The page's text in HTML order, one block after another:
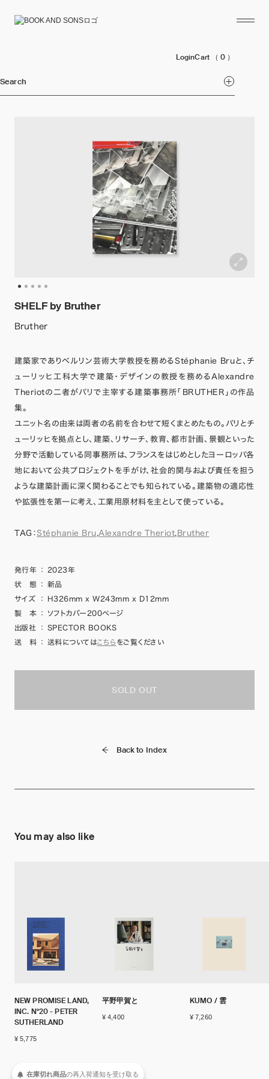
LoginCart （ 0 ）
Search
SHELF by Bruther
Bruther
建築家でありベルリン芸術大学教授を務めるStéphanie Bruと、チ
ューリッヒ工科大学で建築・デザインの教授を務めるAlexandre
Theriotの二者がパリで主宰する建築事務所「BRUTHER」の作品
集。
ユニット名の由来は両者の名前を合わせて短くまとめたもの。パリとチ
ューリッヒを拠点とし、建築、リサーチ、教育、都市計画、景観といった
分野で活動している同事務所は、フランスをはじめとしたヨーロッパ各
地において公共プロジェクトを手がけ、社会的関与および責任を担う
ような建築計画に深く関わることでも知られている。建築物の適応性
や拡張性を第一に考え、工業用原材料を主として使っている。
TAG：Stéphanie Bru,Alexandre Theriot, Bruther
発行年 ：
2023年
状 態
：
新品
サイズ
：
H326mm x W243mm x D12mm
製 本
：
ソフトカバー200ページ
出版社
：
SPECTOR BOOKS
送 料
： 送料についてはこちら をご覧ください
SOLD OUT
Back to Index
You may also like
NEW PROMISE LAND,
INC. N°20 - PETER
SUTHERLAND
¥ 5,775
平野甲賀と
¥ 4,400
KUMO / 雲
¥ 7,260
在庫切れ商品の再入荷通知を受け取る